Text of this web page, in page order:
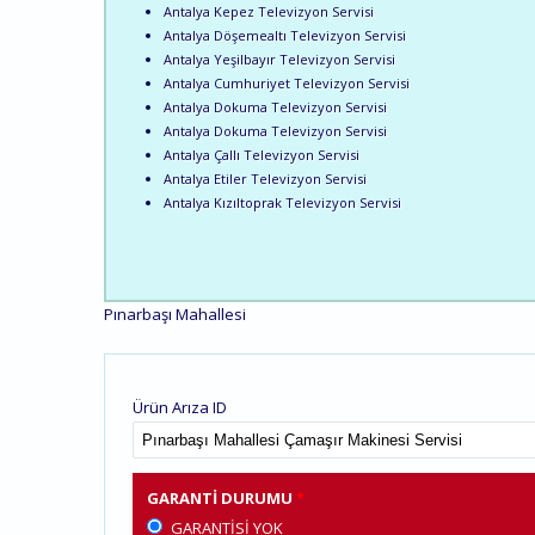
Antalya Kepez Televizyon Servisi
Antalya Döşemealtı Televizyon Servisi
Antalya Yeşilbayır Televizyon Servisi
Antalya Cumhuriyet Televizyon Servisi
Antalya Dokuma Televizyon Servisi
Antalya Dokuma Televizyon Servisi
Antalya Çallı Televizyon Servisi
Antalya Etiler Televizyon Servisi
Antalya Kızıltoprak Televizyon Servisi
Pınarbaşı Mahallesi
Ürün Arıza ID
GARANTI DURUMU *
GARANTISI YOK